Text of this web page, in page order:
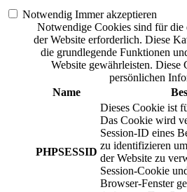
Notwendig Immer akzeptieren
Notwendige Cookies sind für die
der Website erforderlich. Diese
die grundlegende Funktionen
Website gewährleisten. Diese
persönlichen
Name
PHPSESSID
Dieses Cookie ist
Das Cookie wird
Session-ID eines
zu identifizieren
der Website zu
Session-Cookie
Browser-Fenster